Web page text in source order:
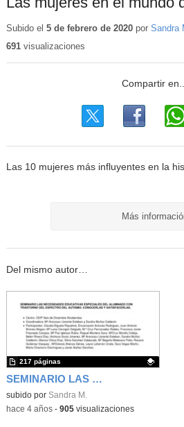
Subido el 5 de febrero de 2020por Sandra
691visualizaciones
Las 10 mujeres más influyentes en la
Más
Del mismo autor…
SEMINARIO LAS NECESIDADES EDUCATIVAS ESPECIALES DEL ALUMNADO CON TRASTORNO DEL ESPECTRO DEL AUTISMO. CONOCERLAS Y SATISFACERLAS.
Contenido educativo.
subido por Sandra M.
217 páginas
-hace 4 años- 905visualizaciones